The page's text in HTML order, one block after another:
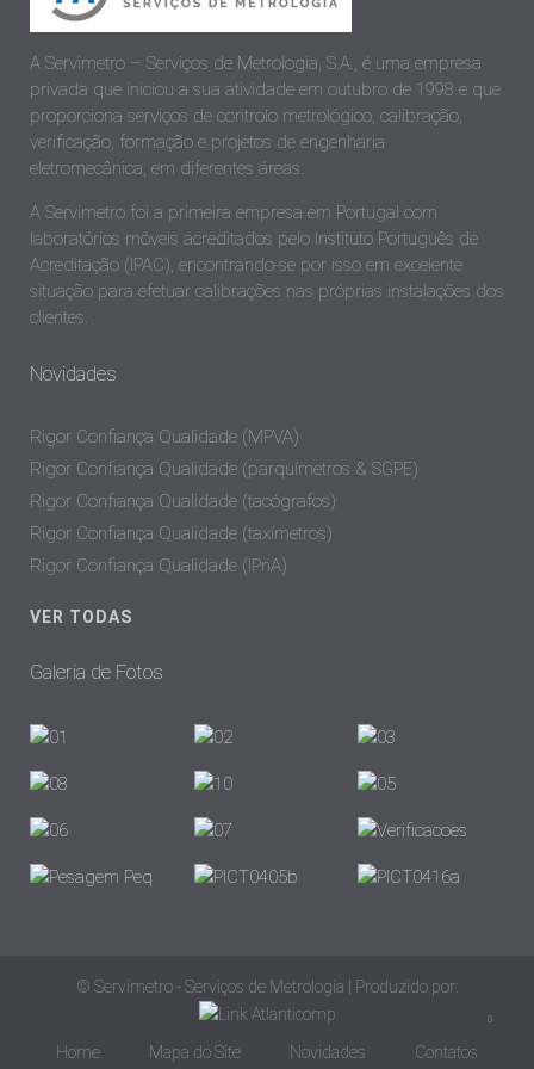
A Servimetro – Serviços de Metrologia, S.A., é uma empresa
privada que iniciou a sua atividade em outubro de 1998 e que
proporciona serviços de controlo metrológico, calibração,
verificação, formação e projetos de engenharia
eletromecânica, em diferentes áreas.
A Servimetro foi a primeira empresa em Portugal com
laboratórios móveis acreditados pelo Instituto Português de
Acreditação (IPAC), encontrando-se por isso em excelente
situação para efetuar calibrações nas próprias instalações dos
clientes.
Novidades
Rigor Confiança Qualidade (MPVA)
Rigor Confiança Qualidade (parquímetros & SGPE)
Rigor Confiança Qualidade (tacógrafos)
Rigor Confiança Qualidade (taxímetros)
Rigor Confiança Qualidade (IPnA)
VER TODAS
Galeria de Fotos
© Servimetro - Serviços de Metrologia | Produzido por:
Home Mapa do Site Novidades Contatos